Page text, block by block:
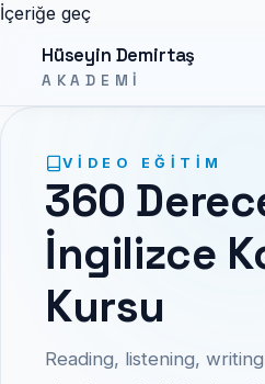
İçeriğe geç
Hüseyin Demirtaş
AKADEMI
VIDEO EĞITIM
360
İngilizce
Kursu
Reading, listening,